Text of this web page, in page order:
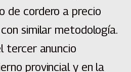
de cordero a precio
similar metodología.
tercer anuncio
provincial y en la